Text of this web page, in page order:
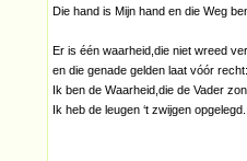
Die hand is Mijn hand en die Weg
Er is één waarheid,die niet wreed
en die genade gelden laat vóór recht:
Ik ben de Waarheid,die de Vader
Ik heb de leugen ‘t zwijgen opgelegd.